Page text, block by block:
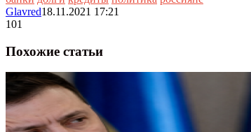
Glavred18.11.2021 17:21
101
Похожие статьи